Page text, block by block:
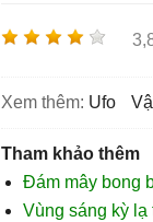
Xem thêm: ufo
Tham khảo thêm
Đám mây bong
Vùng sáng kỳ lạ